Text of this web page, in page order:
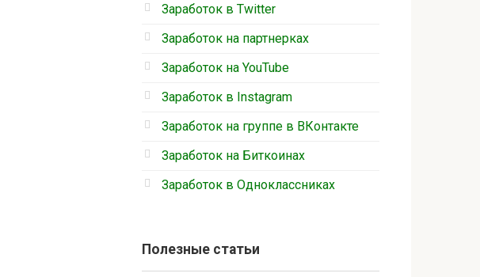
Заработок в Twitter
Заработок на партнерках
Заработок на YouTube
Заработок в Instagram
Заработок на группе в ВКонтакте
Заработок на Биткоинах
Заработок в Одноклассниках
Полезные статьи